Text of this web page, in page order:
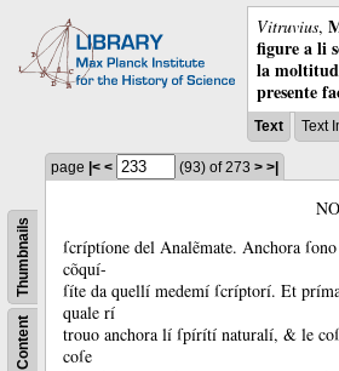
Vitruvius,
figure a li
la
presente
Text Text
Content
Thumbnails
page |< < (93) of 273 > >|
ſcríptíone del Analẽmate. Anchora
cõquí-
ſíte da quellí medemí ſcríptorí. Et
quale rí
trouo anchora lí ſpírítí naturalí, & le
coſe